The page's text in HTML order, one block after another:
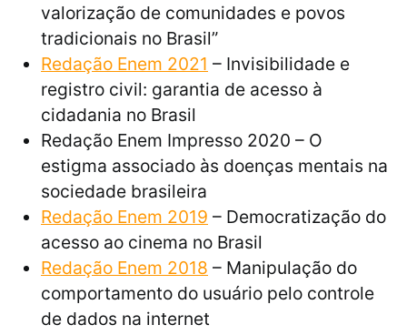
valorização de comunidades e povos
tradicionais no Brasil”
Redação Enem 2021 – Invisibilidade e
registro civil: garantia de acesso à
cidadania no Brasil
Redação Enem Impresso 2020 – O
estigma associado às doenças mentais na
sociedade brasileira
Redação Enem 2019 – Democratização do
acesso ao cinema no Brasil
Redação Enem 2018 – Manipulação do
comportamento do usuário pelo controle
de dados na internet